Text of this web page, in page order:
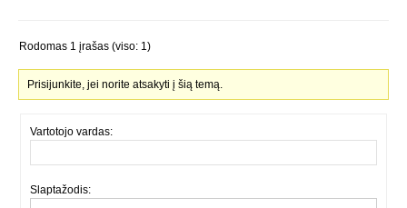
Rodomas 1 įrašas (viso: 1)
Prisijunkite, jei norite atsakyti į šią temą.
Vartotojo vardas:
Slaptažodis: